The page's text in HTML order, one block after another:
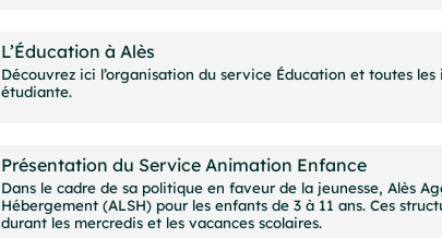
L’Éducation à Alès
Découvrez ici l’organisation du service Éducation et toutes
étudiante.
Présentation du Service Animation Enfance
Dans le cadre de sa politique en faveur de la jeunesse, Alès
Hébergement (ALSH) pour les enfants de 3 à 11 ans. Ces
durant les mercredis et les vacances scolaires.